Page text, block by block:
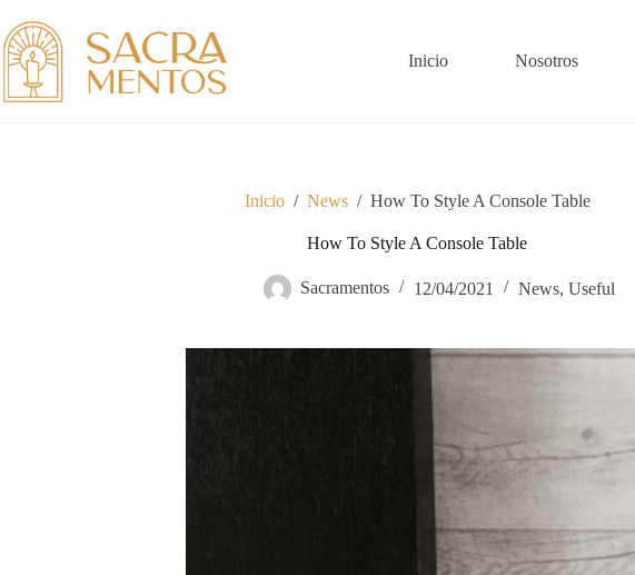
al
contenido
Inicio Nosotros
Inicio / News / How To Style A Console Table
How To Style A Console Table
Sacramentos 12/04/2021 News, Useful